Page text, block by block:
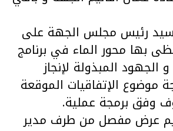
رئيس مجلس الجهة على
بها محور الماء في برنامج
الجهود المبذولة لإنجاز
موضوع الإتفاقيات الموقعة
وفق برمجة عملية.
عرض مفصل من طرف مدير